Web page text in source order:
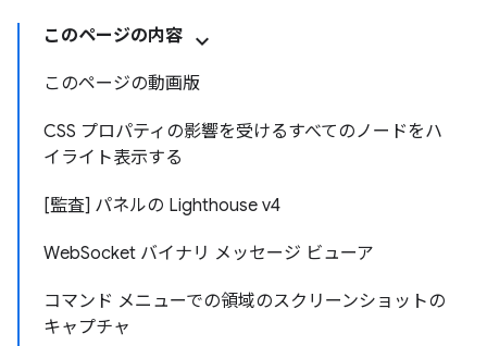
このページの内容
このページの動画版
CSS プロパティの影響を受けるすべてのノードをハ
イライト表示する
[監査] パネルの Lighthouse v4
WebSocket バイナリ メッセージ ビューア
コマンド メニューでの領域のスクリーンショットの
キャプチャ